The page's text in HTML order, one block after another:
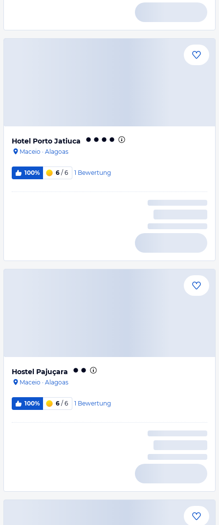
Hotel Porto Jatiuca
Maceio · Alagoas
100% 6 / 6 1 Bewertung
Hostel Pajuçara
Maceio · Alagoas
100% 6 / 6 1 Bewertung